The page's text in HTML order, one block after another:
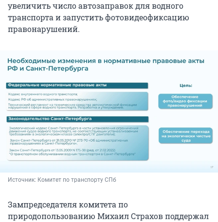
увеличить число автозаправок для водного
транспорта и запустить фотовидеофиксацию
правонарушений.
Источник: Комитет по транспорту СПб
Зампредседателя комитета по
природопользованию Михаил Страхов поддержал